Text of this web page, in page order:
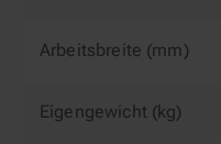
Arbeitsbreite (mm)
Eigengewicht (kg)